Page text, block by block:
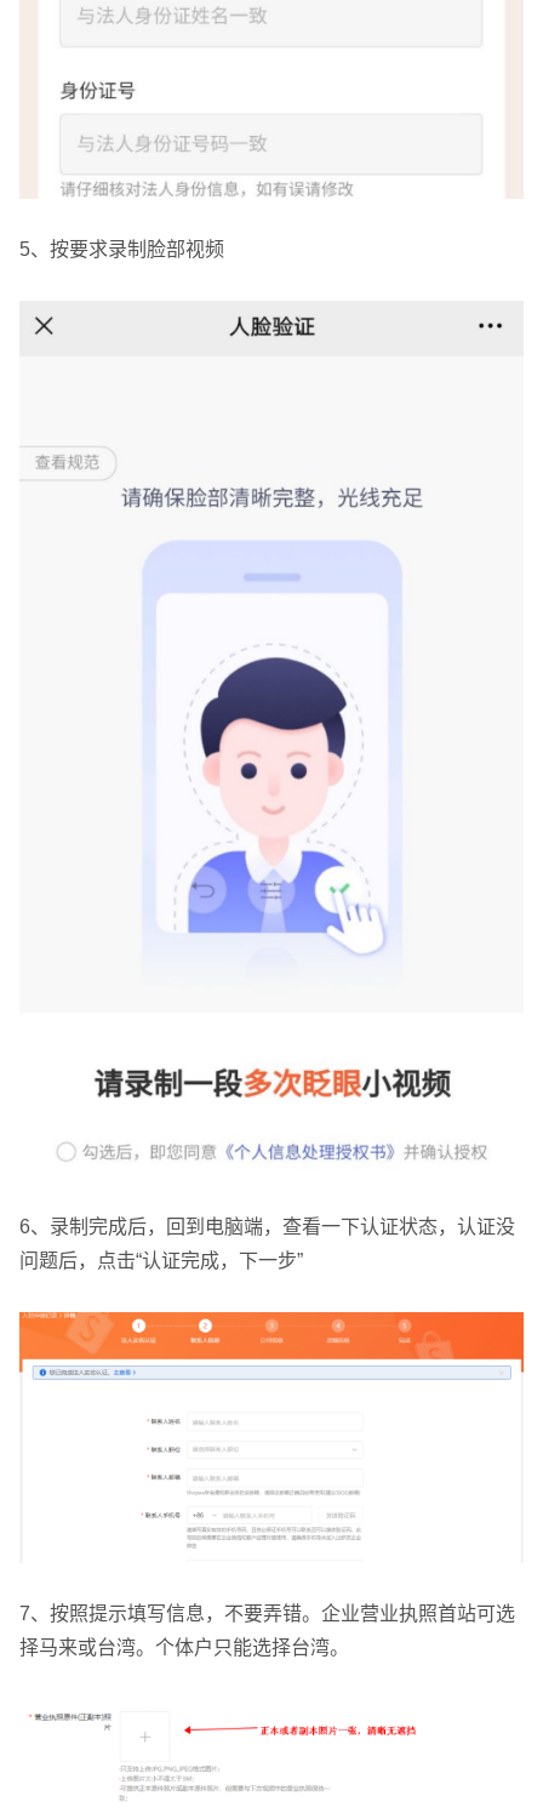
5、按要求录制脸部视频
6、录制完成后，回到电脑端，查看一下认证状态，认证没
问题后，点击“认证完成，下一步”
7、按照提示填写信息，不要弄错。企业营业执照首站可选
择马来或台湾。个体户只能选择台湾。